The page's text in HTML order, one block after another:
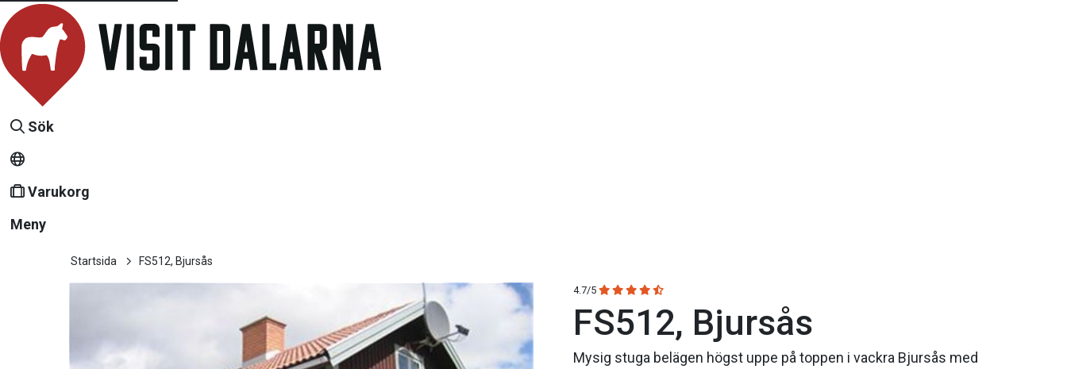
Sök
Varukorg
Meny
Startsida FS512, Bjursås
4.7/5
FS512, Bjursås
Mysig stuga belägen högst uppe på toppen i vackra Bjursås med